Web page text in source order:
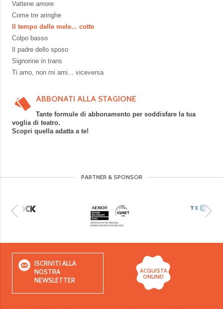
Vattene amore
Come tre aringhe
Il tempo delle mele... cotte
Colpo basso
Il padre dello sposo
Signorine in trans
Ti amo, non mi ami... viceversa
ABBONATI ALLA STAGIONE
Tante formule di abbonamento per soddisfare la tua
voglia di teatro.
Scopri quella adatta a te!
PARTNER & SPONSOR
ISCRIVITI ALLA
NOSTRA
NEWSLETTER
ACQUISTA
ONLINE!